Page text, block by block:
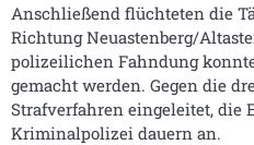
Anschließend flüchteten die
Richtung Neuastenberg/
polizeilichen Fahndung
gemacht werden. Gegen die
Strafverfahren eingeleitet, die
Kriminalpolizei dauern an.